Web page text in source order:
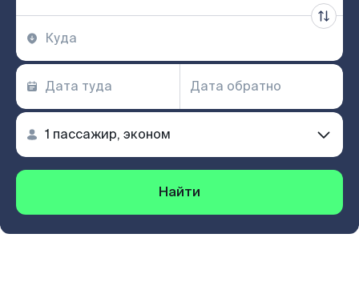
Найти